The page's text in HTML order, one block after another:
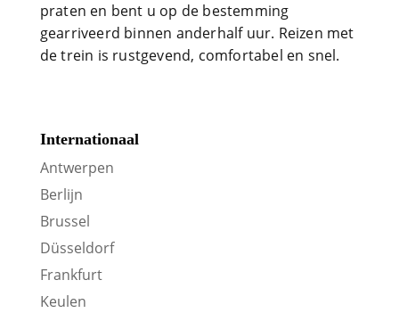
praten en bent u op de bestemming
gearriveerd binnen anderhalf uur. Reizen met
de trein is rustgevend, comfortabel en snel.
Internationaal
Antwerpen
Berlijn
Brussel
Düsseldorf
Frankfurt
Keulen